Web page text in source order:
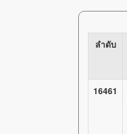
ลำดับ
16461